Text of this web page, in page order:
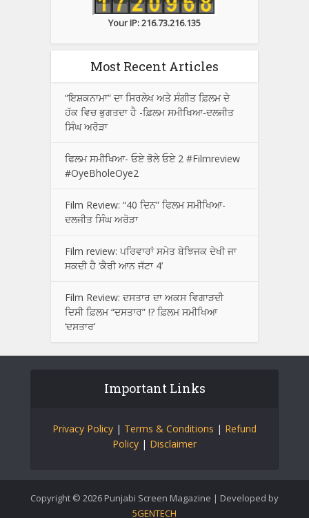
Your IP: 216.73.216.135
Most Recent Articles
“ਇਸ਼ਕਨਾਮਾ” ਦਾ ਸਿਰਲੇਖ ਅਤੇ ਸੰਗੀਤ ਫ਼ਿਲਮ ਦੇ
ਹੱਕ ਵਿਚ ਭੁਗਤਦਾ ਹੈ -ਫ਼ਿਲਮ ਸਮੀਖਿਆ-ਦਲਜੀਤ
ਸਿੰਘ ਅਰੋੜਾ
ਫਿਲਮ ਸਮੀਖਿਆ- ਓਏ ਭੋਲੇ ਓਏ 2 #Filmreview
#OyeBholeOye2
Film Review: “40 ਦਿਨ” ਫਿਲਮ ਸਮੀਖਿਆ-
ਦਲਜੀਤ ਸਿੰਘ ਅਰੋੜਾ
Film review: ਪਰਿਵਾਰਾਂ ਸਮੇਤ ਬੇਝਿਜਕ ਦੇਖੀ ਜਾ
ਸਕਦੀ ਹੈ ‘ਕੈਰੀ ਆਨ ਜੱਟਾ 4’
Film Review: ਦਸਤਾਰ ਦਾ ਅਕਸ ਵਿਗਾੜਦੀ
ਦਿਸੀ ਫ਼ਿਲਮ “ਦਸਤਾਰ” !? ਫ਼ਿਲਮ ਸਮੀਖਿਆ
‘ਦਸਤਾਰ’
Important Links
Privacy Policy | Terms & Conditions | Refund
Policy | Disclaimer
Copyright © 2026 Punjabi Screen Magazine | Developed by
5GENTECH